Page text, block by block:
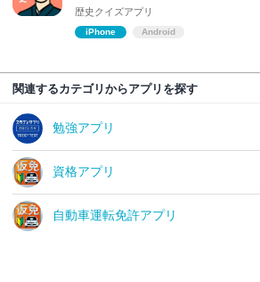
歴史クイズアプリ
iPhone Android
関連するカテゴリからアプリを探す
勉強アプリ
資格アプリ
自動車運転免許アプリ